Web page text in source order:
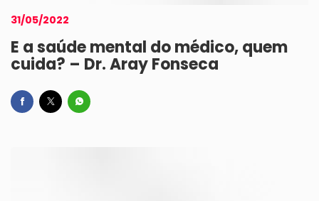
31/05/2022
E a saúde mental do médico, quem
cuida? – Dr. Aray Fonseca